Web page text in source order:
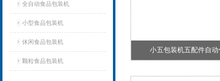
全自动食品包装机
小型食品包装机
休闲食品包装机
颗粒食品包装机
小五包装机五配件自